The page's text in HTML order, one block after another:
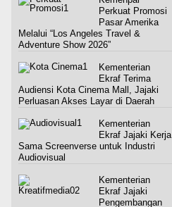
Perkuat Promosi
Pasar Amerika
Melalui “Los Angeles Travel &
Adventure Show 2026”
Kementerian
Ekraf Terima
Audiensi Kota Cinema Mall, Jajaki
Perluasan Akses Layar di Daerah
Kementerian
Ekraf Jajaki Kerja
Sama Screenverse untuk Industri
Audiovisual
Kementerian
Ekraf Jajaki
Pengembangan